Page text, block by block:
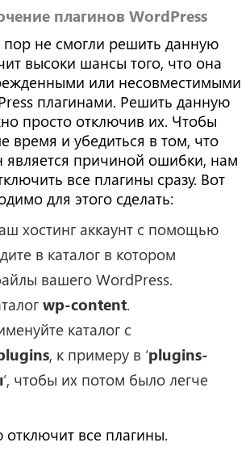
плагинов WordPress
пор не смогли решить данную
высоки шансы того, что она
или несовместимыми
плагинами. Решить данную
просто отключив их. Чтобы
время и убедиться в том, что
является причиной ошибки, нам
все плагины сразу. Вот
для этого сделать:
хостинг аккаунт с помощью
в каталог в котором
вашего WordPress.
wp-content.
каталог с
, к примеру в ‘plugins-
’, чтобы их потом было легче
все плагины.